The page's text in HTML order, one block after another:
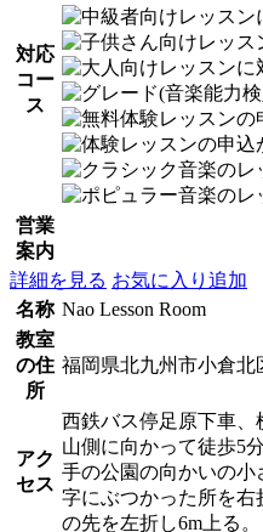
対応
コー
ス
営業
案内
詳細を見る お気に入り追加
名称 Nao Lesson Room
教室
の住
所
福岡県北九州市小倉北
アク
セス
西鉄バス停足原下車、
山側に向かって徒歩5
手の公園の向かいの
字にぶつかった所を右
の先を左折し6m上る。